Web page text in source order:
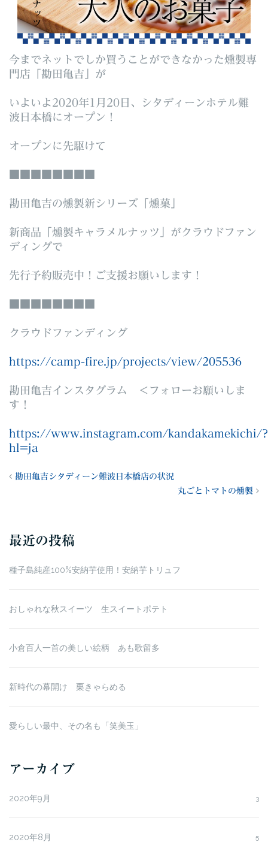
今までネットでしか買うことができなかった燻製専
門店「勘田亀吉」が
いよいよ2020年1月20日、シタディーンホテル難
波日本橋にオープン！
オープンに先駆けて
勘田亀吉の燻製新シリーズ「燻菓」
新商品「燻製キャラメルナッツ」がクラウドファン
ディングで
先行予約販売中！ご支援お願いします！
クラウドファンディング
https://camp-fire.jp/projects/view/205536
勘田亀吉インスタグラム ＜フォローお願いしま
す！
https://www.instagram.com/kandakamekichi/?
hl=ja
勘田亀吉シタディーン難波日本橋店の状況
丸ごとトマトの燻製
最近の投稿
種子島純産100%安納芋使用！安納芋トリュフ
おしゃれな秋スイーツ 生スイートポテト
小倉百人一首の美しい絵柄 あも歌留多
新時代の幕開け 栗きゃらめる
愛らしい最中、その名も「笑美玉」
アーカイブ
2020年9月 3
2020年8月 5